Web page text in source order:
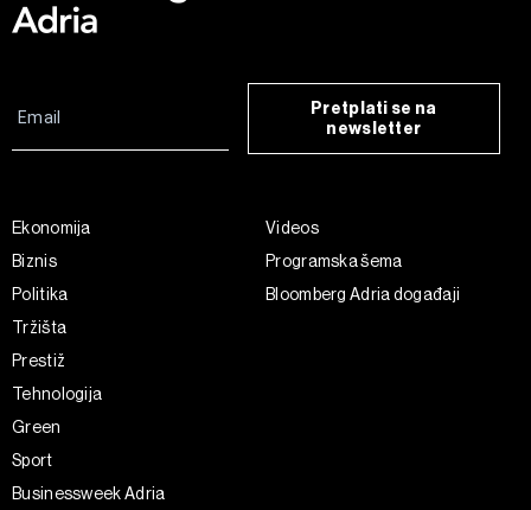
Pretplati se na
newsletter
Ekonomija
Biznis
Politika
Tržišta
Prestiž
Tehnologija
Green
Sport
Businessweek Adria
Videos
Programska šema
Bloomberg Adria događaji